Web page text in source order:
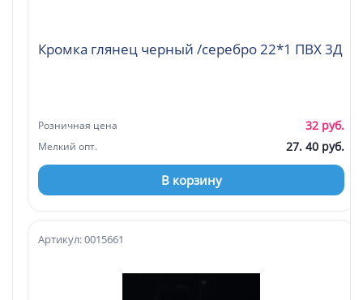
Кромка глянец черный /серебро 22*1 ПВХ 3Д
Розничная цена 32 руб.
Мелкий опт. 27. 40 руб.
В корзину
Артикул: 0015661